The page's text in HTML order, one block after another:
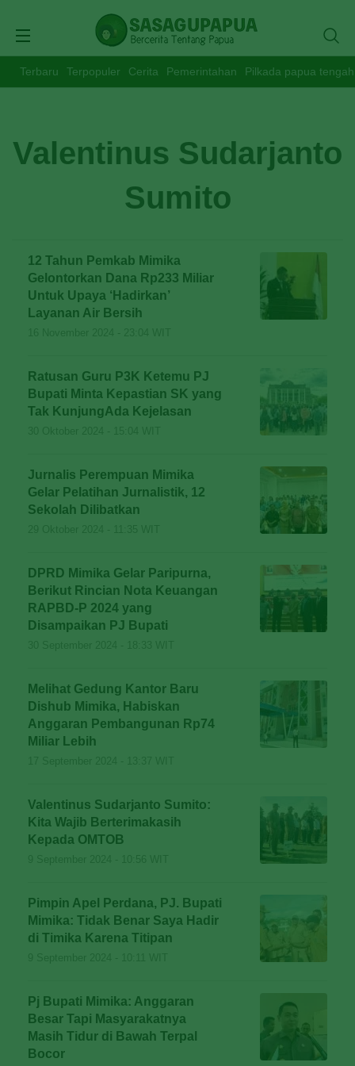
Terbaru Terpopuler Cerita Pemerintahan Pilkada papua tengah
Valentinus Sudarjanto
Sumito
12 Tahun Pemkab Mimika
Gelontorkan Dana Rp233 Miliar
Untuk Upaya ‘Hadirkan’
Layanan Air Bersih
Ratusan Guru P3K Ketemu PJ
Bupati Minta Kepastian SK yang
Tak KunjungAda Kejelasan
Jurnalis Perempuan Mimika
Gelar Pelatihan Jurnalistik, 12
Sekolah Dilibatkan
DPRD Mimika Gelar Paripurna,
Berikut Rincian Nota Keuangan
RAPBD-P 2024 yang
Disampaikan PJ Bupati
Melihat Gedung Kantor Baru
Dishub Mimika, Habiskan
Anggaran Pembangunan Rp74
Miliar Lebih
Valentinus Sudarjanto Sumito:
Kita Wajib Berterimakasih
Kepada OMTOB
Pimpin Apel Perdana, PJ. Bupati
Mimika: Tidak Benar Saya Hadir
di Timika Karena Titipan
Pj Bupati Mimika: Anggaran
Besar Tapi Masyarakatnya
Masih Tidur di Bawah Terpal
Bocor